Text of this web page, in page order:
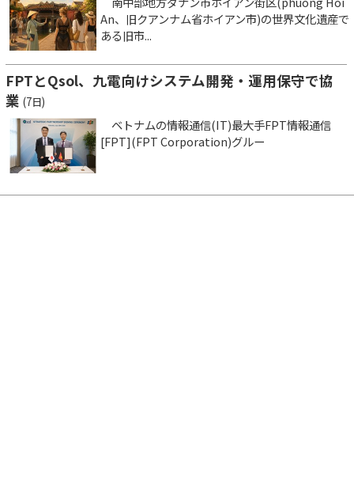
An、旧クアンナム省ホイアン市)の世界文化遺産で
ある旧市...
FPTとQsol、九電向けシステム開発・運用保守で協
業 (7日)
ベトナムの情報通信(IT)最大手FPT情報通信
[FPT](FPT Corporation)グルー